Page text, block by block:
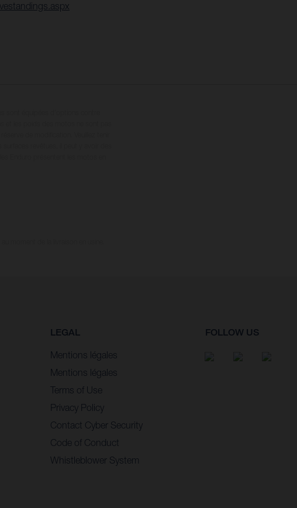
LEGAL
Mentions légales
Mentions légales
Terms of Use
Privacy Policy
Contact Cyber Security
Code of Conduct
Whistleblower System
FOLLOW US